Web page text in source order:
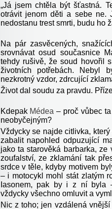
„Já jsem chtěla být šťastná.
otrávit jenom děti a sebe ne.
nedostanu trest smrti, budu ho
Na pár zasvěcených,
srovnávat osud současnice
tehdy rušivě, že soud hovořil
životních potřebách. Nebyl
nezkrotný vzdor, zdrcující
Život dal soudu za pravdu.
Kdepak Médea – proč vůbec
neobyčejným?
Vždycky se najde citlivka,
zabalit napohled odpuzující
jako ta starověká barbarka,
zoufalství, ze zklamání tak
srdce v těle, kdyby motivem
– i motocykl mohl stát zlatým
Iasonem, pak by i z ní byla
vždycky všechno omluvit a
Nic z toho; jen vzdálená